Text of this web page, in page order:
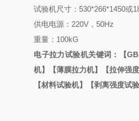
试验机尺寸：530*266*1450或
供电电源：220V，50Hz
重量：100kG
电子拉力试验机关键词：
【
机】【薄膜拉力机】【拉伸强
【材料试验机】【剥离强度试